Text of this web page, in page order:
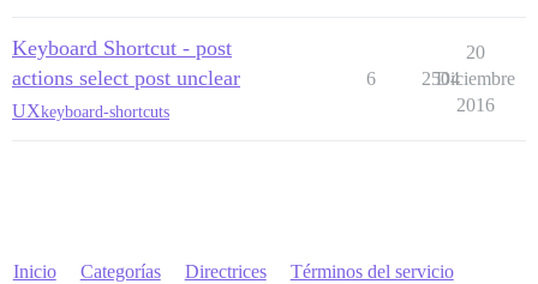
Keyboard Shortcut - post
actions select post unclear
UXkeyboard-shortcuts
6 2504
20
Diciembre
2016
Inicio Categorías Directrices Términos del servicio